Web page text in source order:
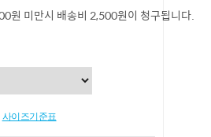
원 미만시 배송비 2,500원이 청구됩니다.
사이즈기준표